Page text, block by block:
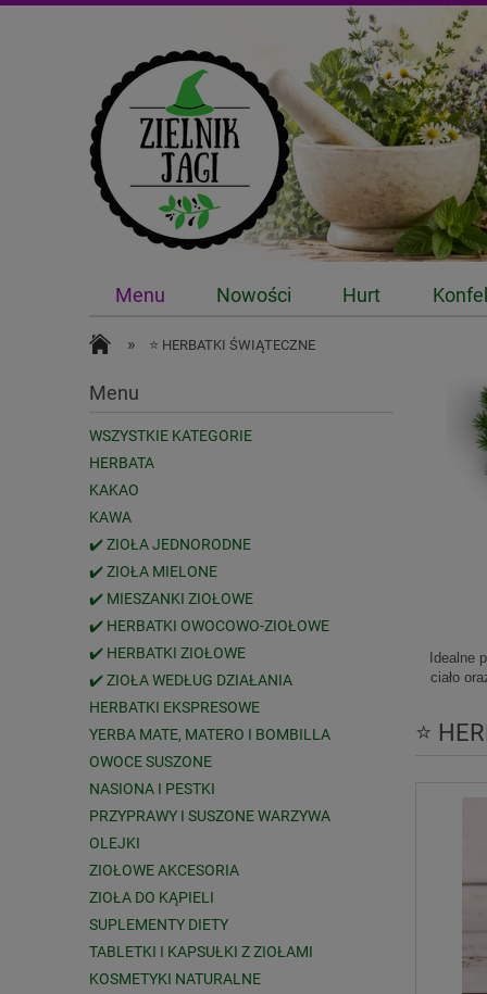
Menu Nowości Hurt
» ⭐ HERBATKI ŚWIĄTECZNE
Menu
WSZYSTKIE KATEGORIE
HERBATA
KAKAO
KAWA
✔️ ZIOŁA JEDNORODNE
✔️ ZIOŁA MIELONE
✔️ MIESZANKI ZIOŁOWE
✔️ HERBATKI OWOCOWO-ZIOŁOWE
✔️ HERBATKI ZIOŁOWE
✔️ ZIOŁA WEDŁUG DZIAŁANIA
HERBATKI EKSPRESOWE
YERBA MATE, MATERO I BOMBILLA
OWOCE SUSZONE
NASIONA I PESTKI
PRZYPRAWY I SUSZONE WARZYWA
OLEJKI
ZIOŁOWE AKCESORIA
ZIOŁA DO KĄPIELI
SUPLEMENTY DIETY
TABLETKI I KAPSUŁKI Z ZIOŁAMI
KOSMETYKI NATURALNE
Idealne
ciało
⭐